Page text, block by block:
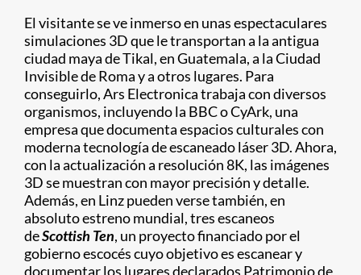
El visitante se ve inmerso en unas espectaculares
simulaciones 3D que le transportan a la antigua
ciudad maya de Tikal, en Guatemala, a la Ciudad
Invisible de Roma y a otros lugares. Para
conseguirlo, Ars Electronica trabaja con diversos
organismos, incluyendo la BBC o CyArk, una
empresa que documenta espacios culturales con
moderna tecnología de escaneado láser 3D. Ahora,
con la actualización a resolución 8K, las imágenes
3D se muestran con mayor precisión y detalle.
Además, en Linz pueden verse también, en
absoluto estreno mundial, tres escaneos
deScottish Ten, un proyecto financiado por el
gobierno escocés cuyo objetivo es escanear y
documentar los lugares declarados Patrimonio de